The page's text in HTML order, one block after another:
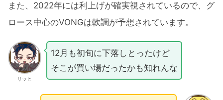
また、2022年には利上げが確実視されているので、グ
ロース中心のVONGは軟調が予想されています。
リッヒ
12月も初旬に下落しとったけど
そこが買い場だったかも知れんな